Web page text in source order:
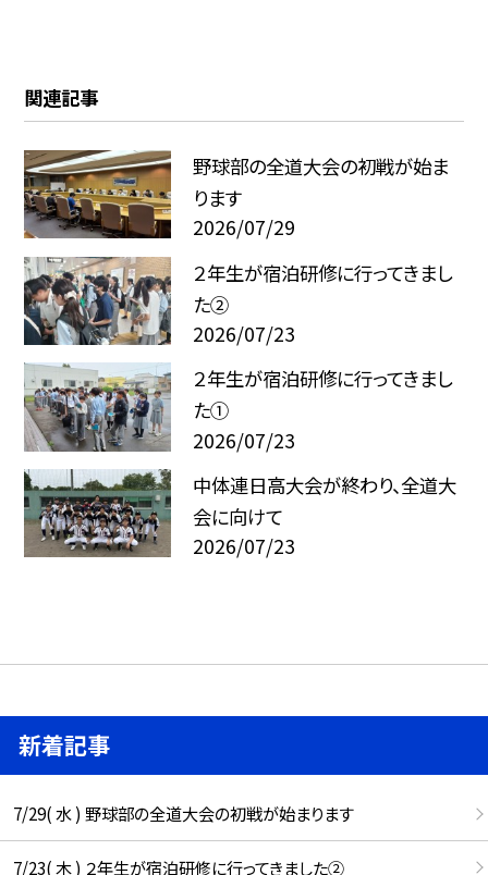
関連記事
野球部の全道大会の初戦が始ま
ります
2026/07/29
２年生が宿泊研修に行ってきまし
た②
2026/07/23
２年生が宿泊研修に行ってきまし
た①
2026/07/23
中体連日高大会が終わり、全道大
会に向けて
2026/07/23
新着記事
7/29( 水 ) 野球部の全道大会の初戦が始まります
7/23( 木 ) ２年生が宿泊研修に行ってきました②